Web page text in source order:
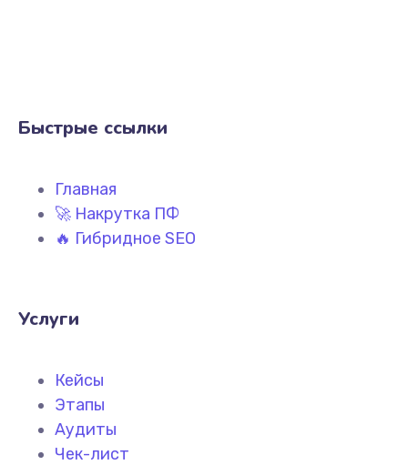
Быстрые ссылки
Главная
🚀 Накрутка ПФ
🔥 Гибридное SEO
Услуги
Кейсы
Этапы
Аудиты
Чек-лист